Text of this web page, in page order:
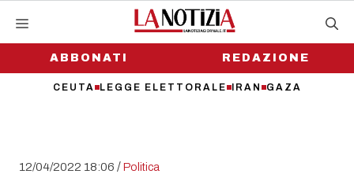
contenutoABBONATI
CEUTA LEGGE ELETTORALE IRAN GAZA
REDAZIONE
12/04/2022 18:06 /Politica